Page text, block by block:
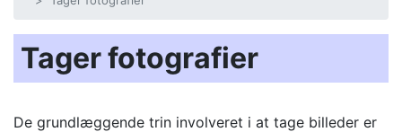
Tager fotografier
De grundlæggende trin involveret i at tage billeder er